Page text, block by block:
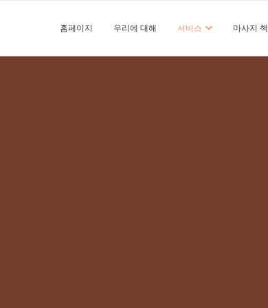
홈페이지 우리에 대해 서비스 마사지 책